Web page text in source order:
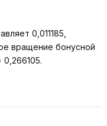
0,011185,
вращение бонусной
0,266105.